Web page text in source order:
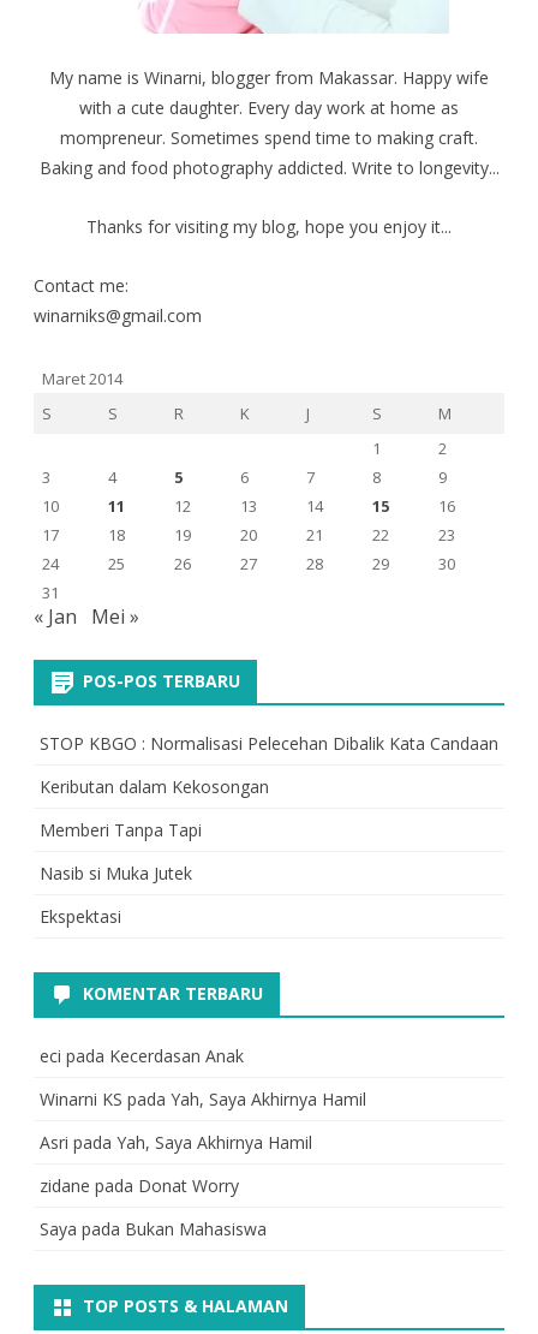
My name is Winarni, blogger from Makassar. Happy wife
with a cute daughter. Every day work at home as
mompreneur. Sometimes spend time to making craft.
Baking and food photography addicted. Write to longevity...
Thanks for visiting my blog, hope you enjoy it...
Contact me:
winarniks@gmail.com
Maret 2014
S
S R K J S
M
1
2
3
4 5 6 7 8
9
10
11 12 13 14 15
16
17
18 19 20 21 22
23
24
25 26 27 28 29
30
31
« Jan Mei »
POS-POS TERBARU
STOP KBGO : Normalisasi Pelecehan Dibalik Kata Candaan
Keributan dalam Kekosongan
Memberi Tanpa Tapi
Nasib si Muka Jutek
Ekspektasi
KOMENTAR TERBARU
eci pada Kecerdasan Anak
Winarni KS pada Yah, Saya Akhirnya Hamil
Asri pada Yah, Saya Akhirnya Hamil
zidane pada Donat Worry
Saya pada Bukan Mahasiswa
TOP POSTS & HALAMAN